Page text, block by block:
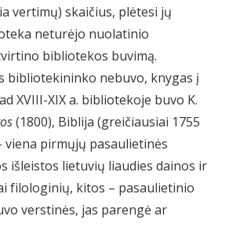
vertimų) skaičius, plėtesi jų
neturėjo nuolatinio
bibliotekos buvimą.
bibliotekininko nebuvo, knygas į
XVIII-XIX a. bibliotekoje buvo K.
(1800), Biblija (greičiausiai 1755
viena pirmųjų pasaulietinės
išleistos lietuvių liaudies dainos ir
filologinių, kitos – pasaulietinio
verstinės, jas parengė ar